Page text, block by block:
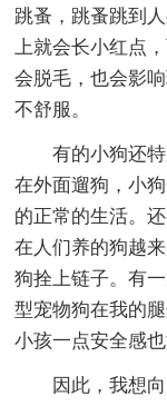
跳蚤，跳蚤跳到
上就会长小红点
会脱毛，也会影
不舒服。
有的小狗还
在外面遛狗，小
的正常的生活。
在人们养的狗越
狗拴上链子。有
型宠物狗在我的
小孩一点安全感也
因此，我想